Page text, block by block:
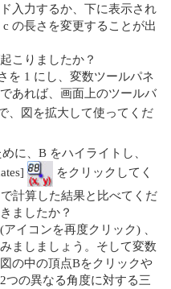
入力するか、下に表示され
の長さを変更することが出
こりましたか？
を 1 にし、変数ツールパネ
あれば、画面上のツールバ
、図を拡大して使ってくだ
に、B をハイライトし、
をクリックしてく
計算した結果と比べてくだ
ましたか？
イコンを再度クリック) 、
ましましょう。そして変数
の中の頂点Bをクリックや
つの異なる角度に対する三